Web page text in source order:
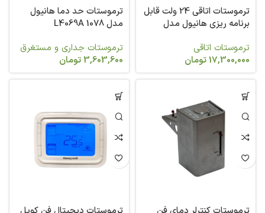
ترموستات اتاقی 24 ولت قابل
برنامه ریزی هانیول مدل
ترموستات اتاقی
17,300,000تومان
ترموستات حد دما هانیول
مدل L4069A 1078
ترموستات جداری و مستغرق
3,603,600تومان